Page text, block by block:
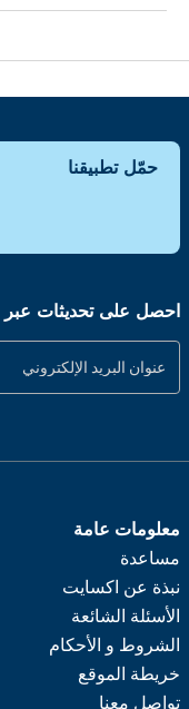
حمّل تطبيقنا
احصل على تحديثات عبر
معلومات عامة
مساعدة
نبذة عن اكسايت
الأسئلة الشائعة
الشروط و الأحكام
خريطة الموقع
تواصل معنا